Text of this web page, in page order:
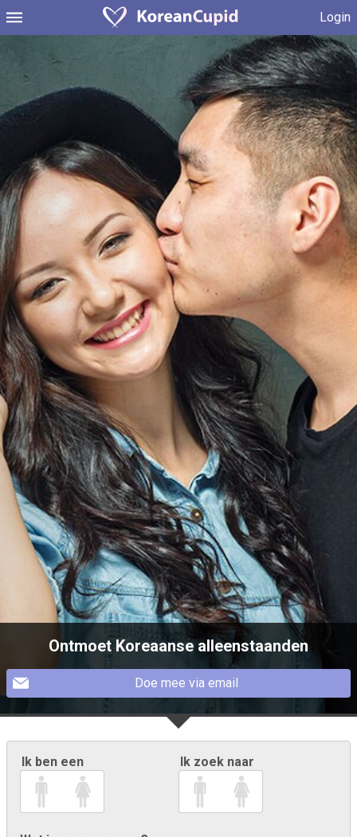
Login
Ontmoet Koreaanse alleenstaanden
Doe mee via email
Ik ben een Ik zoek naar